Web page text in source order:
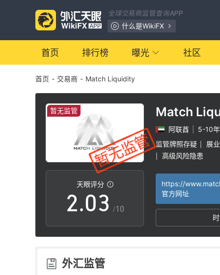
全球交易商监管查询APP
什么是WikiFX
首页 排行榜 曝光 社区
首页 - 交易商 - Match Liquidity
暂无监管
天眼评分
0
1
2
3
4
.0
1
2
0
1
2
3
4
5
/10
Match
阿联酋
5-10年
监管牌照存疑
展
高级风险隐患
官方网址
外汇监管